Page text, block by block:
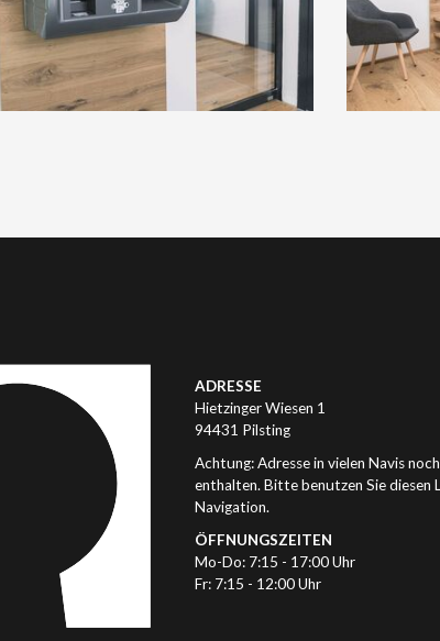
ADRESSE
Hietzinger Wiesen 1
94431 Pilsting
Achtung: Adresse in vielen Navis
enthalten. Bitte benutzen Siediesen
Navigation.
ÖFFNUNGSZEITEN
Mo-Do: 7:15 - 17:00 Uhr
Fr: 7:15 - 12:00 Uhr